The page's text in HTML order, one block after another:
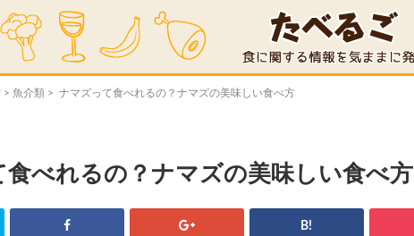
> 魚介類 > ナマズって食べれるの？ナマズの美味しい食べ方
食べれるの？ナマズの美味しい食べ方
B!